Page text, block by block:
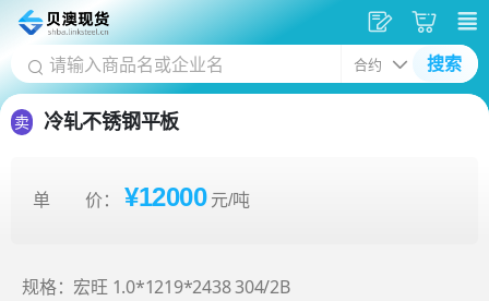
搜索
发
供
采
购
卖 冷轧不锈钢平板
单 价： ¥12000 元/吨
规格：宏旺 1.0*1219*2438 304/2B